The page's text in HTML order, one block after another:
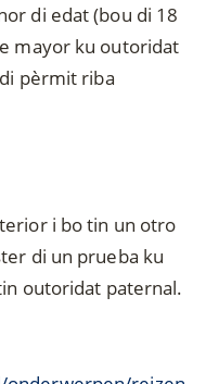
di edat (bou di 18
mayor ku outoridat
pèrmit riba
i bo tin un otro
di un prueba ku
outoridat paternal.